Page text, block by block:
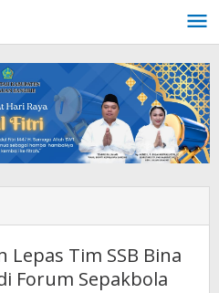
Tim SSB Bina
Forum Sepakbola